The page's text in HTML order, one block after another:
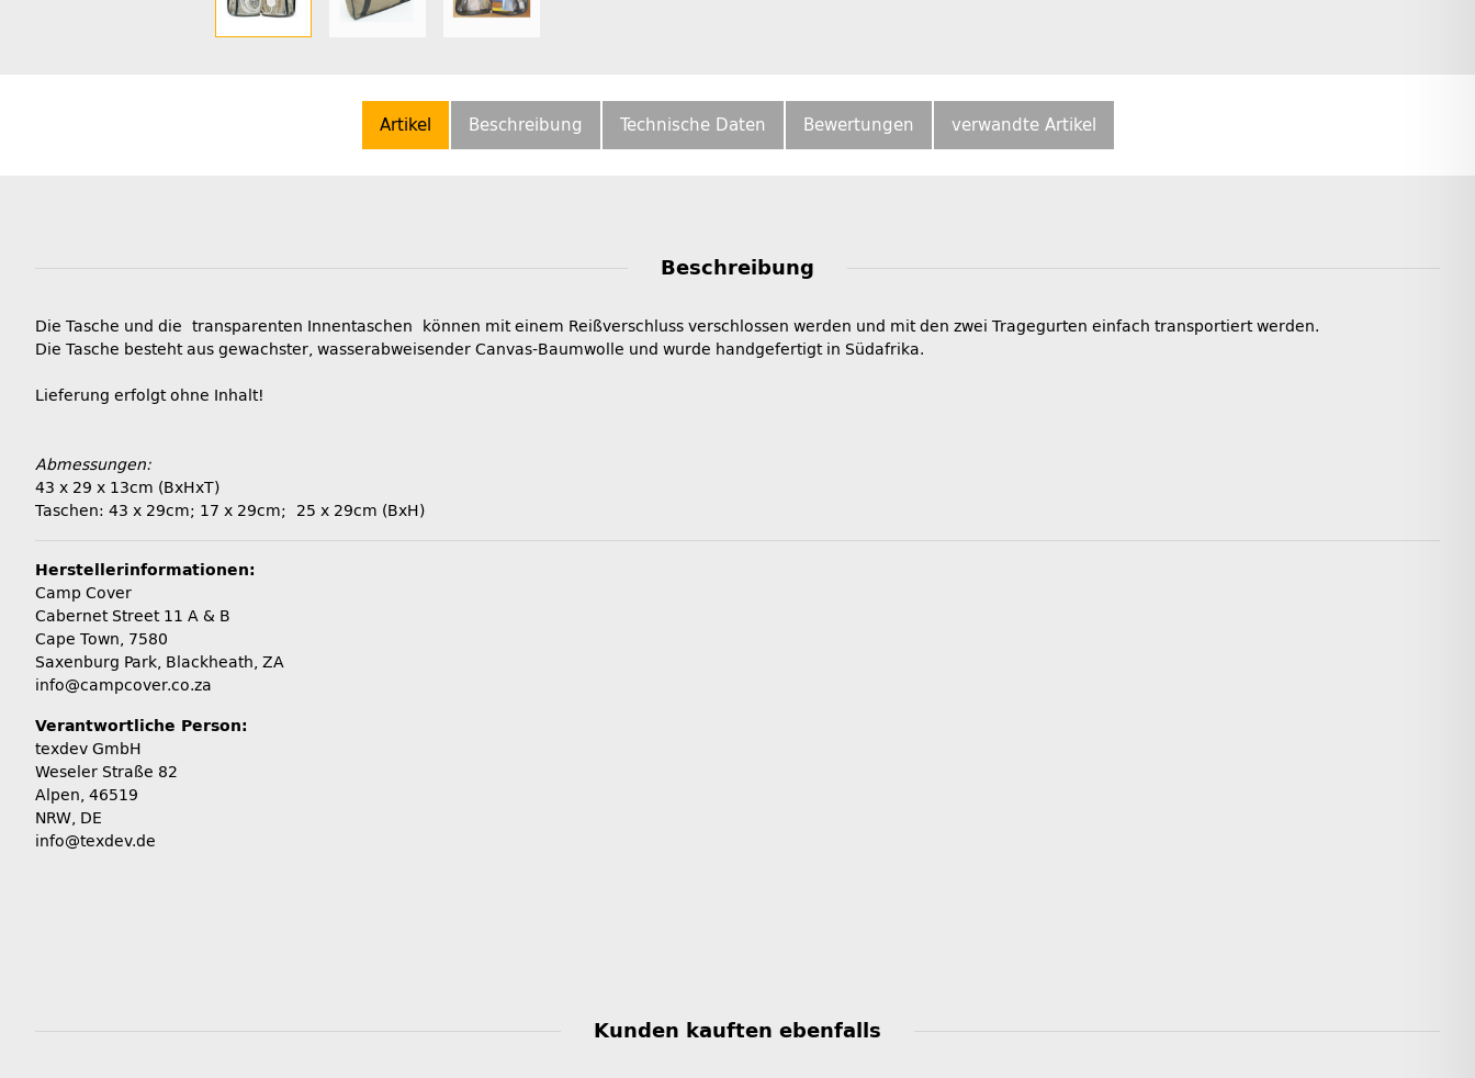
Artikel Beschreibung Technische Daten Bewertungen verwandte Artikel
Beschreibung
Die Tasche und die transparenten Innentaschen können mit einem Reißverschluss verschlossen werden und mit den zwei Tragegurten einfach transportiert werden.
Die Tasche besteht aus gewachster, wasserabweisender Canvas-Baumwolle und wurde handgefertigt in Südafrika.
Lieferung erfolgt ohne Inhalt!
Abmessungen:
43 x 29 x 13cm (BxHxT)
Taschen: 43 x 29cm; 17 x 29cm; 25 x 29cm (BxH)
Herstellerinformationen:
Camp Cover
Cabernet Street 11 A & B
Cape Town, 7580
Saxenburg Park, Blackheath, ZA
info@campcover.co.za
Verantwortliche Person:
texdev GmbH
Weseler Straße 82
Alpen, 46519
NRW, DE
info@texdev.de
Kunden kauften ebenfalls